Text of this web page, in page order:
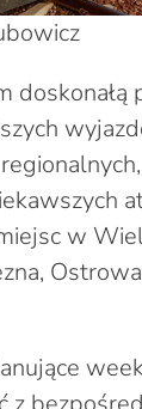
doskonałą
w